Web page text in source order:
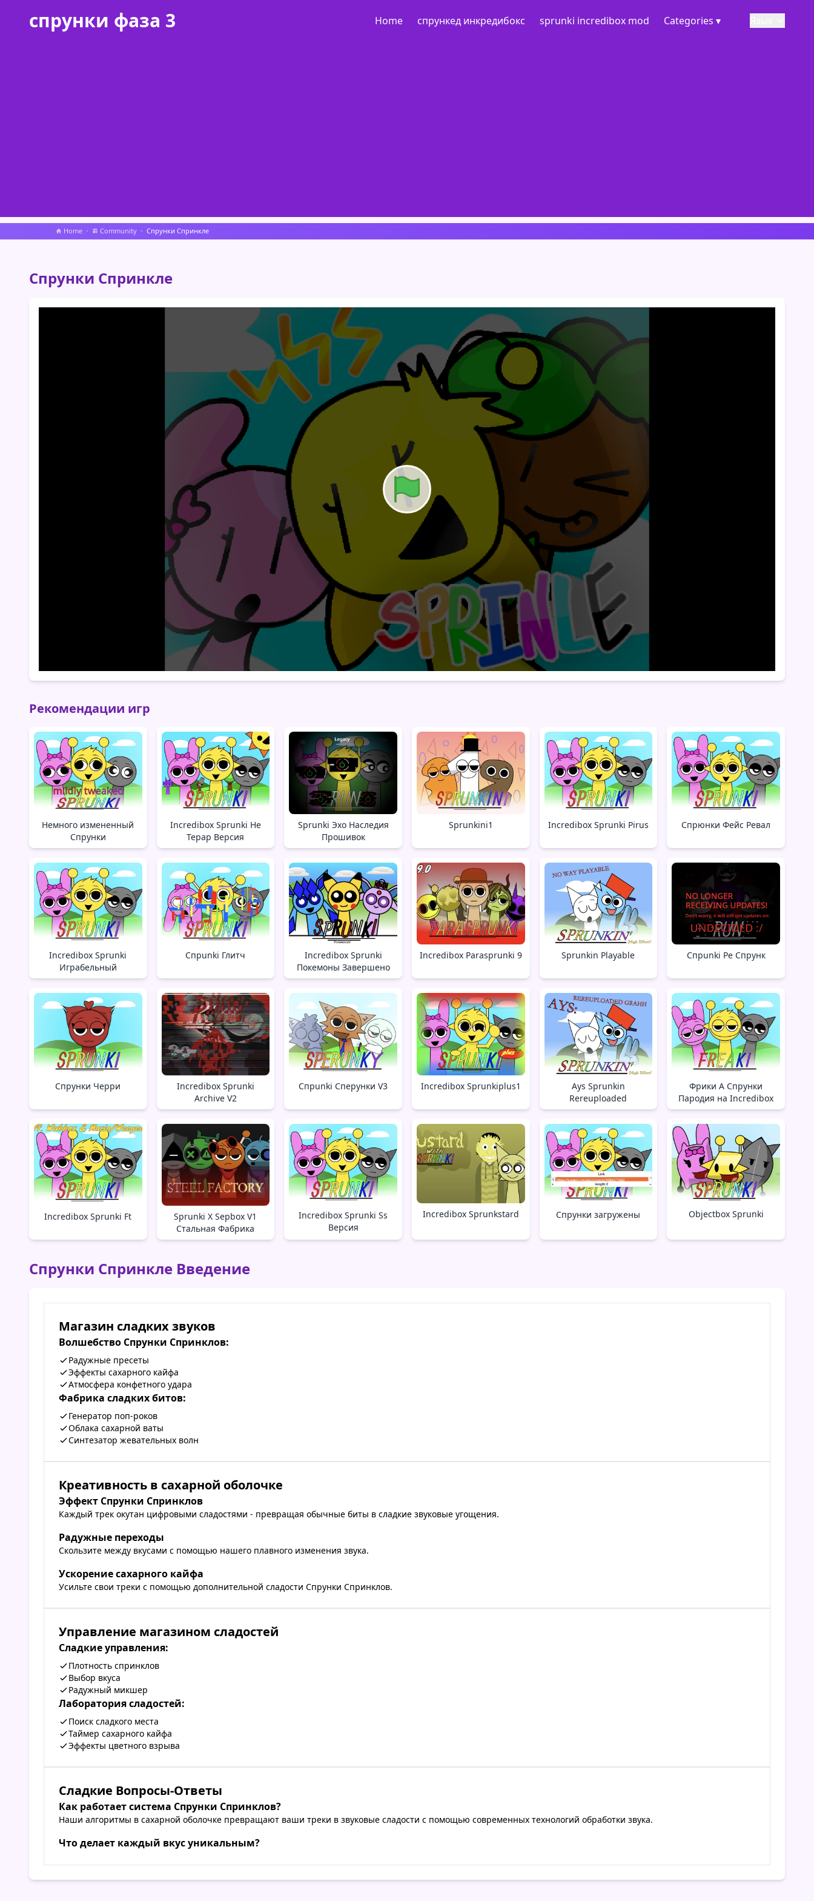
спрунки фаза 3 Home спрункед инкредибокс sprunki incredibox mod Categories ▾
Home Community Спрунки Спринкле
Спрунки Спринкле
Рекомендации игр
Немного измененный
Спрунки
Incredibox Sprunki Не
Терар Версия
Sprunki Эхо Наследия
Прошивок
Sprunkini1 Incredibox Sprunki Pirus Спрюнки Фейс Ревал
Incredibox Sprunki
Играбельный
Спрunki Глитч
Incredibox Sprunki
Покемоны Завершено
Incredibox Parasprunki 9 Sprunkin Playable Спрunki Ре Спрунк
Спрунки Черри
Incredibox Sprunki
Archive V2
Спрunki Сперунки V3 Incredibox Sprunkiplus1
Ays Sprunkin
Rereuploaded
Фрики А Спрунки
Пародия на Incredibox
Incredibox Sprunki Ft
Sprunki X Sepbox V1
Стальная Фабрика
Incredibox Sprunki Ss
Версия
Incredibox Sprunkstard Спрунки загружены Objectbox Sprunki
Спрунки Спринкле Введение
Магазин сладких звуков
Волшебство Спрунки Спринклов:
Радужные пресеты
Эффекты сахарного кайфа
Атмосфера конфетного удара
Фабрика сладких битов:
Генератор поп-роков
Облака сахарной ваты
Синтезатор жевательных волн
Креативность в сахарной оболочке
Эффект Спрунки Спринклов
Каждый трек окутан цифровыми сладостями - превращая обычные биты в сладкие звуковые угощения.
Радужные переходы
Скользите между вкусами с помощью нашего плавного изменения звука.
Ускорение сахарного кайфа
Усильте свои треки с помощью дополнительной сладости Спрунки Спринклов.
Управление магазином сладостей
Сладкие управления:
Плотность спринклов
Выбор вкуса
Радужный микшер
Лаборатория сладостей:
Поиск сладкого места
Таймер сахарного кайфа
Эффекты цветного взрыва
Сладкие Вопросы-Ответы
Как работает система Спрунки Спринклов?
Наши алгоритмы в сахарной оболочке превращают ваши треки в звуковые сладости с помощью современных технологий обработки звука.
Что делает каждый вкус уникальным?